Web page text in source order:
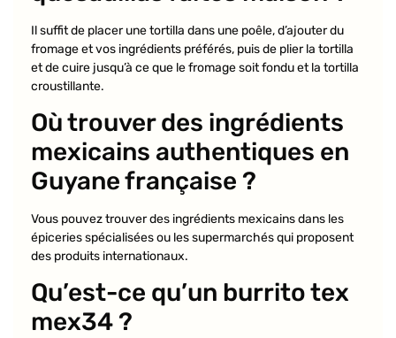
Il suffit de placer une tortilla dans une poêle, d’ajouter du
fromage et vos ingrédients préférés, puis de plier la tortilla
et de cuire jusqu’à ce que le fromage soit fondu et la tortilla
croustillante.
Où trouver des ingrédients
mexicains authentiques en
Guyane française ?
Vous pouvez trouver des ingrédients mexicains dans les
épiceries spécialisées ou les supermarchés qui proposent
des produits internationaux.
Qu’est-ce qu’un burrito tex
mex34 ?